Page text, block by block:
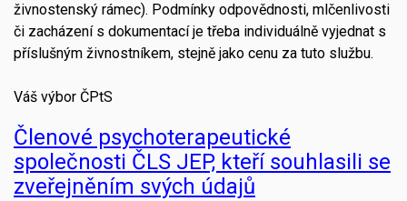
živnostenský rámec). Podmínky odpovědnosti, mlčenlivosti
či zacházení s dokumentací je třeba individuálně vyjednat s
příslušným živnostníkem, stejně jako cenu za tuto službu.
Váš výbor ČPtS
Členové psychoterapeutické
společnosti ČLS JEP, kteří souhlasili se
zveřejněním svých údajů